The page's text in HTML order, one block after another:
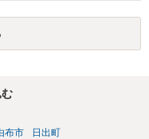
は原則生じないはずで
であっても、貸主の承諾を
側に平屋の所有権が帰属
います。 そのため、現
負担しなければならない
。
布市 日出町